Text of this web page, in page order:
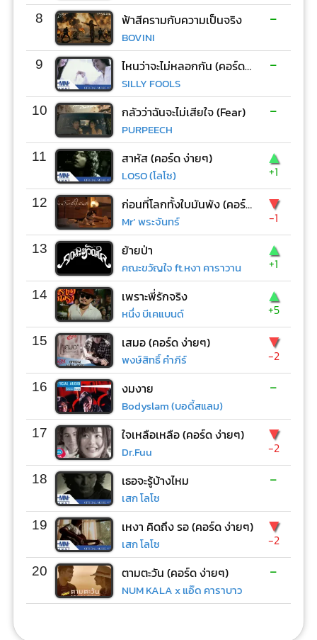
8 ฟ้าสีครามกับความเป็นจริง
BOVINI
-
9 ไหนว่าจะไม่หลอกกัน (คอร์ด ง่ายๆ)
SILLY FOOLS
-
10 กลัวว่าฉันจะไม่เสียใจ (Fear)
PURPEECH
-
11 สาหัส (คอร์ด ง่ายๆ)
LOSO (โลโซ)
▲
+1
12 ก่อนที่โลกทั้งใบมันพัง (คอร์ด ง่ายๆ)
Mr’ พระจันทร์
▼
-1
13 ย้ายป่า
คณะขวัญใจ ft.หงา คาราวาน
▲
+1
14 เพราะพี่รักจริง
หนึ่ง บีเคแบนด์
▲
+5
15 เสมอ (คอร์ด ง่ายๆ)
พงษ์สิทธิ์ คำภีร์
▼
-2
16 งมงาย
Bodyslam (บอดี้สแลม)
-
17 ใจเหลือเหลือ (คอร์ด ง่ายๆ)
Dr.Fuu
▼
-2
18 เธอจะรู้บ้างไหม
เสก โลโซ
-
19 เหงา คิดถึง รอ (คอร์ด ง่ายๆ)
เสก โลโซ
▼
-2
20 ตามตะวัน (คอร์ด ง่ายๆ)
NUM KALA x แอ๊ด คาราบาว
-